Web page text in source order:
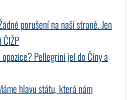
porušení na naší straně. Jen
Pellegrini jel do Číny a
hlavu státu, která nám